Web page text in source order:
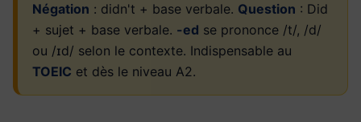
Négation : didn't + base verbale. Question : Did
+ sujet + base verbale. -ed se prononce /t/, /d/
ou /ɪd/ selon le contexte. Indispensable au
TOEIC et dès le niveau A2.